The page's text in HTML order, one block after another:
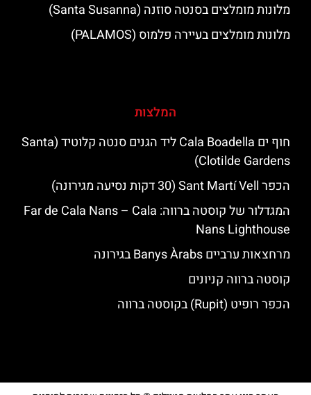
מלונות מומלצים בסנטה סוזנה (Santa Susanna)
מלונות מומלצים בעיירה פלמוס (PALAMOS)
המלצות
חוף ים Cala Boadella ליד הגנים סנטה קלוטיד (Santa
Clotilde Gardens)
הכפר Sant Martí Vell (30 דקות נסיעה מגירונה)
המגדלור של קוסטה ברווה: ‪‪Far de Cala Nans – Cala
Nans Lighthouse‬‬
מרחצאות ערביים Banys Àrabs בגירונה
קוסטה ברווה קניונים
הכפר רופיט (Rupit) בקוסטה ברווה